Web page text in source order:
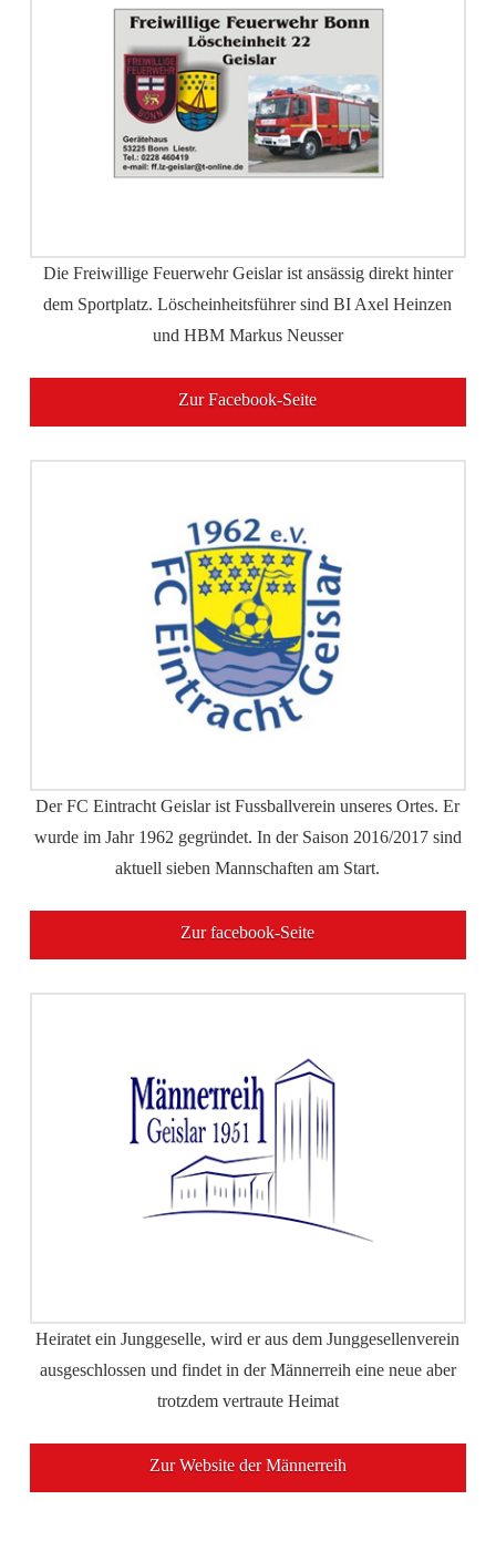
Die Freiwillige Feuerwehr Geislar ist ansässig direkt hinter
dem Sportplatz. Löscheinheitsführer sindBI Axel Heinzen
und HBM Markus Neusser
Zur Facebook-Seite
Der FC Eintracht Geislar ist Fussballverein unseres Ortes. Er
wurde im Jahr 1962 gegründet. In der Saison 2016/2017 sind
aktuell sieben Mannschaften am Start.
Zur facebook-Seite
Heiratet ein Junggeselle, wird er aus dem Junggesellenverein
ausgeschlossen und findet in der Männerreih eine neue aber
trotzdem vertraute Heimat
Zur Website der Männerreih